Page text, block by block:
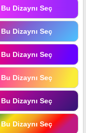
Bu Dizaynı Seç
Bu Dizaynı Seç
Bu Dizaynı Seç
Bu Dizaynı Seç
Bu Dizaynı Seç
Bu Dizaynı Seç